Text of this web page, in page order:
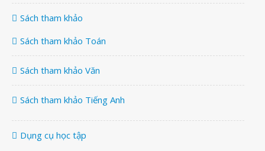
Sách tham khảo
Sách tham khảo Toán
Sách tham khảo Văn
Sách tham khảo Tiếng Anh
Dụng cụ học tập